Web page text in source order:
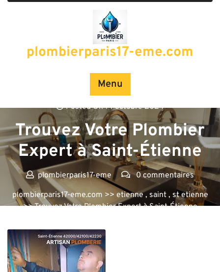
plombierparis17-eme.com
Menu
Posted On 14 octobre 2024
Trouvez Votre Plombier
Expert à Saint-Étienne
plombierparis17-eme
0 commentaires
plombierparis17-eme.com >> etienne, saint, st etienne
>> Trouvez Votre Plombier Expert à Saint-Étienne